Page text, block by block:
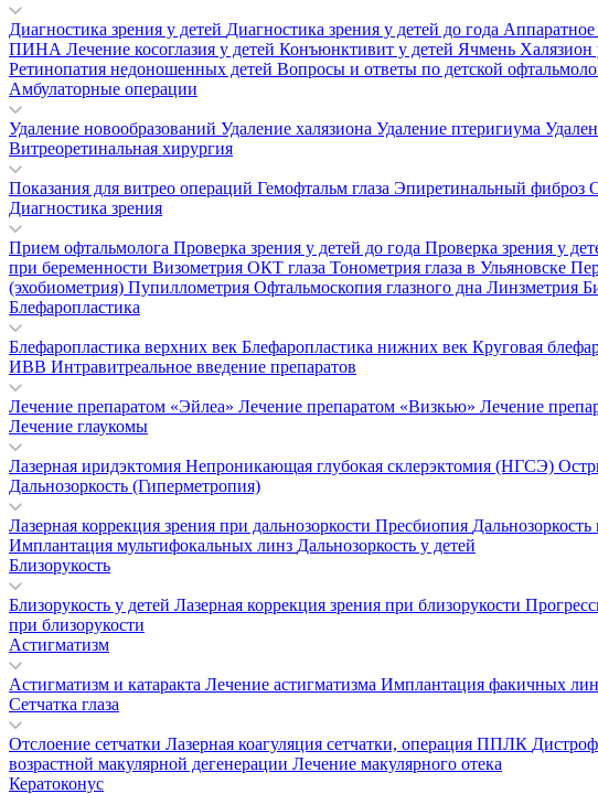
Диагностика зрения у детей Диагностика зрения у детей до года Аппаратное
ПИНА Лечение косоглазия у детей Конъюнктивит у детей Ячмень Халязион
Ретинопатия недоношенных детей Вопросы и ответы по детской
Амбулаторные операции
Удаление новообразований Удаление халязиона Удаление птеригиума
Витреоретинальная хирургия
Показания для витрео операций Гемофтальм глаза Эпиретинальный фиброз
Диагностика зрения
Прием офтальмолога Проверка зрения у детей до года Проверка зрения у
при беременности Визометрия ОКТ глаза Тонометрия глаза в Ульяновске
(эхобиометрия) Пупиллометрия Офтальмоскопия глазного дна Линзметрия
Блефаропластика
Блефаропластика верхних век Блефаропластика нижних век Круговая
ИВВ Интравитреальное введение препаратов
Лечение препаратом «Эйлеа» Лечение препаратом «Визкью» Лечение
Лечение глаукомы
Лазерная иридэктомия Непроникающая глубокая склерэктомия (НГСЭ)
Дальнозоркость (Гиперметропия)
Лазерная коррекция зрения при дальнозоркости Пресбиопия Дальнозоркость
Имплантация мультифокальных линз Дальнозоркость у детей
Близорукость
Близорукость у детей Лазерная коррекция зрения при близорукости
при близорукости
Астигматизм
Астигматизм и катаракта Лечение астигматизма Имплантация факичных
Сетчатка глаза
Отслоение сетчатки Лазерная коагуляция сетчатки, операция ППЛК
возрастной макулярной дегенерации Лечение макулярного отека
Кератоконус